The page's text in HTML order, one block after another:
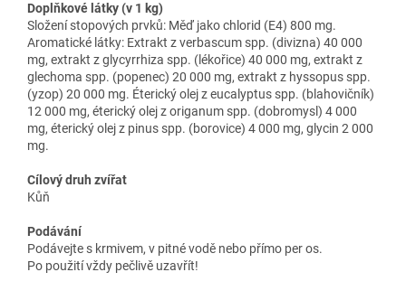
Doplňkové látky (v 1 kg)
Složení stopových prvků: Měď jako chlorid (E4) 800 mg.
Aromatické látky: Extrakt z verbascum spp. (divizna) 40 000
mg, extrakt z glycyrrhiza spp. (lékořice) 40 000 mg, extrakt z
glechoma spp. (popenec) 20 000 mg, extrakt z hyssopus spp.
(yzop) 20 000 mg. Éterický olej z eucalyptus spp. (blahovičník)
12 000 mg, éterický olej z origanum spp. (dobromysl) 4 000
mg, éterický olej z pinus spp. (borovice) 4 000 mg, glycin 2 000
mg.
Cílový druh zvířat
Kůň
Podávání
Podávejte s krmivem, v pitné vodě nebo přímo per os.
Po použití vždy pečlivě uzavřít!